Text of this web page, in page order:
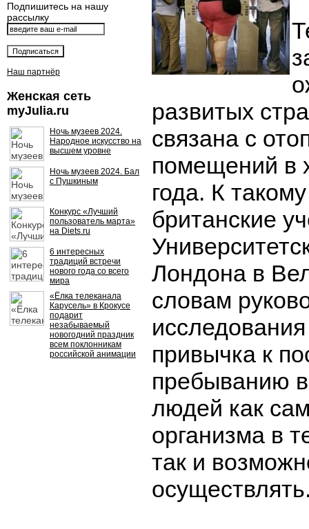
Подпишитесь на нашу
рассылку
Наш партнёр
Женская сеть
myJulia.ru
Ночь музеев 2024.
Народное искусство на
высшем уровне
Ночь музеев 2024. Бал
с Пушкиным
Конкурс «Лучший
пользователь марта»
на Diets.ru
6 интересных
традиций встречи
нового года со всего
мира
«Ёлка телеканала
Карусель» в Крокусе
подарит
незабываемый
новогодний праздник
всем поклонникам
российской анимации
развитых
связана с
помещений в
года. К
британские
Лондона в
словам
привычка к
пребыванию
людей как
организма в
так и